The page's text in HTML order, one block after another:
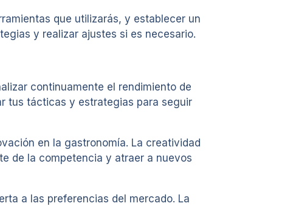
que utilizarás, y establecer un
y realizar ajustes si es necesario.
continuamente el rendimiento de
tus tácticas y estrategias para seguir
en la gastronomía. La creatividad
de la competencia y atraer a nuevos
a las preferencias del mercado. La